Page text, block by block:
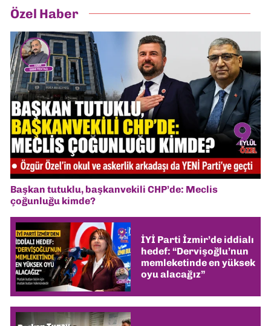
Özel Haber
Başkan tutuklu, başkanvekili CHP’de: Meclis
çoğunluğu kimde?
İYİ Parti İzmir’de iddialı
hedef: “Dervişoğlu’nun
memleketinde en yüksek
oyu alacağız”